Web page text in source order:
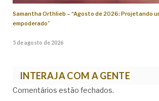
Samantha Orthlieb – “Agosto de 2026: Projetando
empoderado”
5 de agosto de 2026
INTERAJA COM A GENTE
Comentários estão fechados.